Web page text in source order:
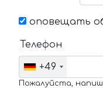
оповещать
Телефон
+49
Пожалуйста,